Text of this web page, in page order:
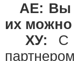
АЕ: Вы
их
ХУ:
С